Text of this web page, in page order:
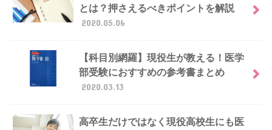
とは？押さえるべきポイントを解説
2020.05.06
【科目別網羅】現役生が教える！医学
部受験におすすめの参考書まとめ
2020.03.13
高卒生だけではなく現役高校生にも医